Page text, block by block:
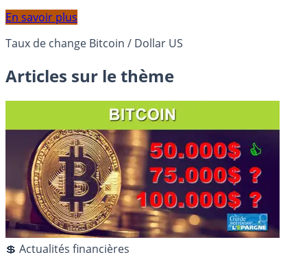
En savoir plus
Taux de change Bitcoin / Dollar US
Articles sur le thème
💲 Actualités financières